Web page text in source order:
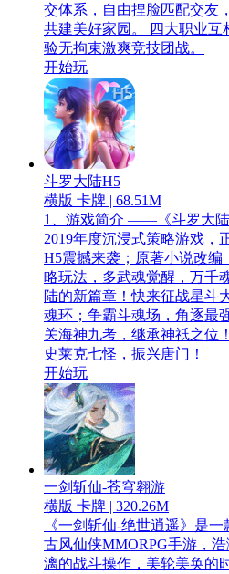
交体系，自由捏脸匹配交友
共建美好家园。 四大职业
验无拘束激爽竞技团战。
开始玩
斗罗大陆H5
横版 卡牌 | 68.51M
1、游戏简介 ——《斗罗大
2019年度沉浸式策略游戏，
H5震撼来袭；原著小说改
略玩法，多武魂觉醒，万千
陆的新篇章！快来征战星斗
魂环；争霸斗魂场，角逐最
关海神九考，继承神祇之位
史莱克七怪，振兴唐门！
开始玩
一剑斩仙-苍穹翱游
横版 卡牌 | 320.26M
《一剑斩仙-绝世逍遥》是
古风仙侠MMORPG手游，
漓的战斗操作，美轮美奂的